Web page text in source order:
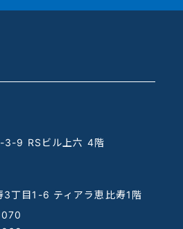
3-9 RSビル上六 4階
3丁目1-6 ティアラ恵比寿1階